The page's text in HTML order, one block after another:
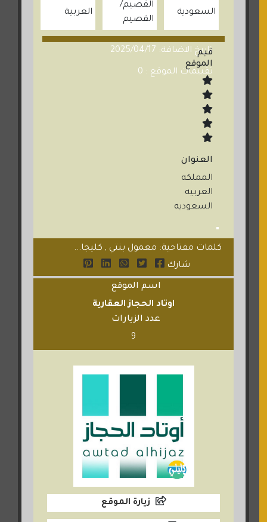
السعودية
القصيم
القصيم
العربية
تاريخ الاضافة: 2025/04/17
تقييمات الموقع : 0
قيم
الموقع
العنوان
المملكه
العربيه
السعوديه
كلمات مفتاحية: معمول بنتي , كليجا...
شارك
اسم الموقع
اوتاد الحجاز العقارية
عدد الزيارات
9
زيارة الموقع